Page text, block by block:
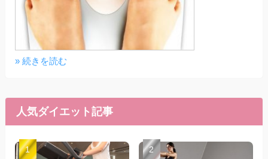
» 続きを読む
人気ダイエット記事